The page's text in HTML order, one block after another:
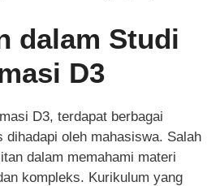
dalam Studi
D3
D3, terdapat berbagai
dihadapi oleh mahasiswa. Salah
dalam memahami materi
kompleks. Kurikulum yang